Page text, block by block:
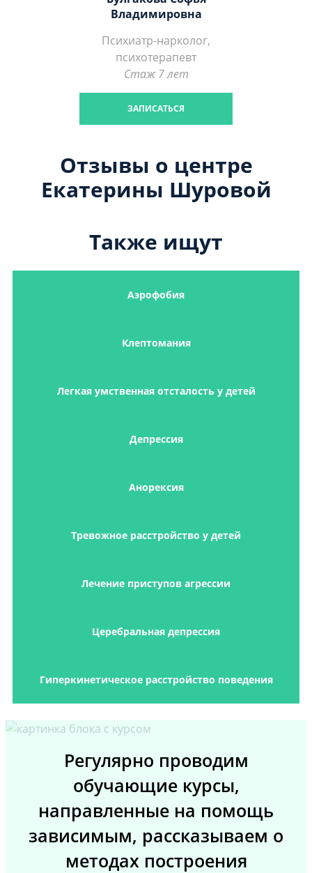
Владимировна
Психиатр-нарколог,
психотерапевт
Стаж 7 лет
ЗАПИСАТЬСЯ
Отзывы о центре
Екатерины Шуровой
Также ищут
Аэрофобия
Клептомания
Легкая умственная отсталость у детей
Депрессия
Анорексия
Тревожное расстройство у детей
Лечение приступов агрессии
Церебральная депрессия
Гиперкинетическое расстройство поведения
Регулярно проводим
обучающие курсы,
направленные на помощь
зависимым, рассказываем о
методах построения